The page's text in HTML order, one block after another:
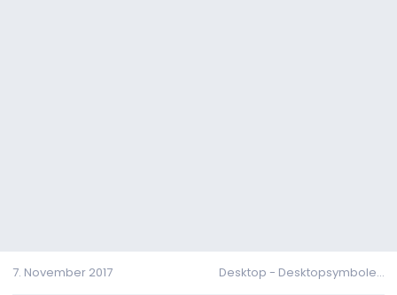
7. November 2017 Desktop - Desktopsymbole...